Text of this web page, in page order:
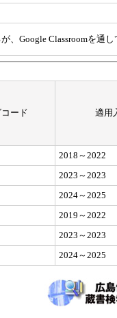
、Google Classroomを通
ード 適用
2018～2022
2023～2023
2024～2025
2019～2022
2023～2023
2024～2025